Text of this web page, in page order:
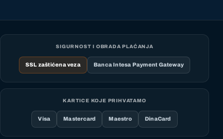
SIGURNOST I OBRADA PLAĆANJA
SSL zaštićena veza Banca Intesa Payment Gateway
KARTICE KOJE PRIHVATAMO
Visa Mastercard Maestro DinaCard